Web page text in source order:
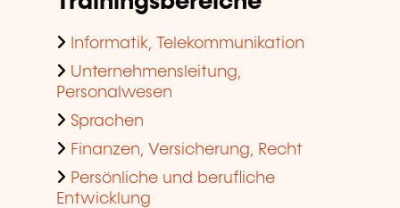
Informatik, Telekommunikation
Unternehmensleitung,
Personalwesen
Sprachen
Finanzen, Versicherung, Recht
Persönliche und berufliche
Entwicklung